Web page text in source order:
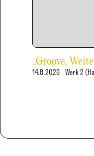
„Groove,
14.8.2026 Werk 2